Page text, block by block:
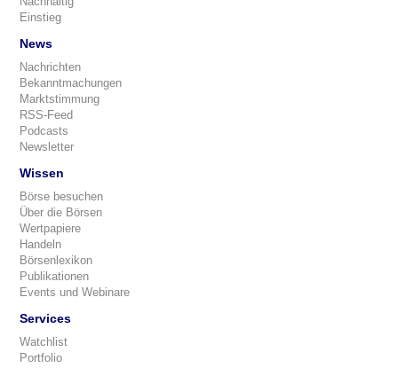
Einstieg
News
Nachrichten
Bekanntmachungen
Marktstimmung
RSS-Feed
Podcasts
Newsletter
Wissen
Börse besuchen
Über die Börsen
Wertpapiere
Handeln
Börsenlexikon
Publikationen
Events und Webinare
Services
Watchlist
Portfolio